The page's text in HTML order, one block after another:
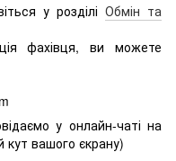
у розділі Обмін та
фахівця, ви можете
у онлайн-чаті на
кут вашого єкрану)